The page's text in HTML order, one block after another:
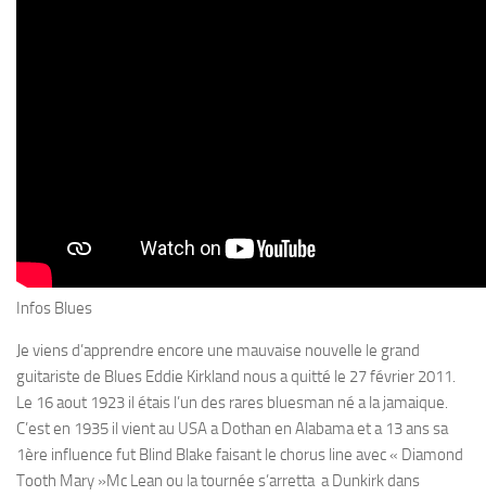
Infos Blues
Je viens d’apprendre encore une mauvaise nouvelle le grand
guitariste de Blues Eddie Kirkland nous a quitté le 27 février 2011.
Le 16 aout 1923 il étais l’un des rares bluesman né a la jamaique.
C’est en 1935 il vient au USA a Dothan en Alabama et a 13 ans sa
1ère influence fut Blind Blake faisant le chorus line avec « Diamond
Tooth Mary »Mc Lean ou la tournée s’arretta a Dunkirk dans